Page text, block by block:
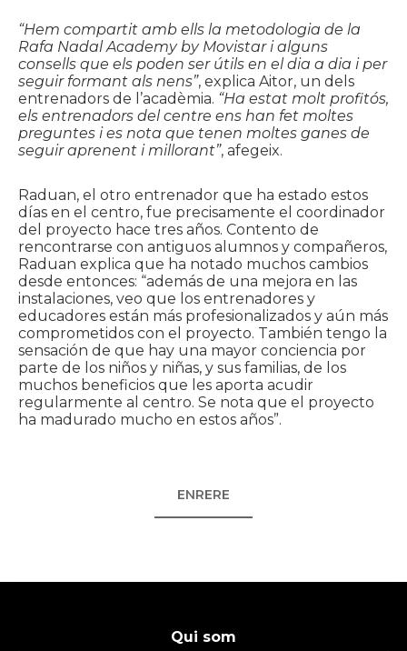
“Hem compartit amb ells la metodologia de la
Rafa Nadal Academy by Movistar i alguns
consells que els poden ser útils en el dia a dia i per
seguir formant als nens”, explica Aitor, un dels
entrenadors de l’acadèmia. “Ha estat molt profitós,
els entrenadors del centre ens han fet moltes
preguntes i es nota que tenen moltes ganes de
seguir aprenent i millorant”, afegeix.
Raduan, el otro entrenador que ha estado estos
días en el centro, fue precisamente el coordinador
del proyecto hace tres años. Contento de
rencontrarse con antiguos alumnos y compañeros,
Raduan explica que ha notado muchos cambios
desde entonces: “además de una mejora en las
instalaciones, veo que los entrenadores y
educadores están más profesionalizados y aún más
comprometidos con el proyecto. También tengo la
sensación de que hay una mayor conciencia por
parte de los niños y niñas, y sus familias, de los
muchos beneficios que les aporta acudir
regularmente al centro. Se nota que el proyecto
ha madurado mucho en estos años”.
ENRERE
Qui som